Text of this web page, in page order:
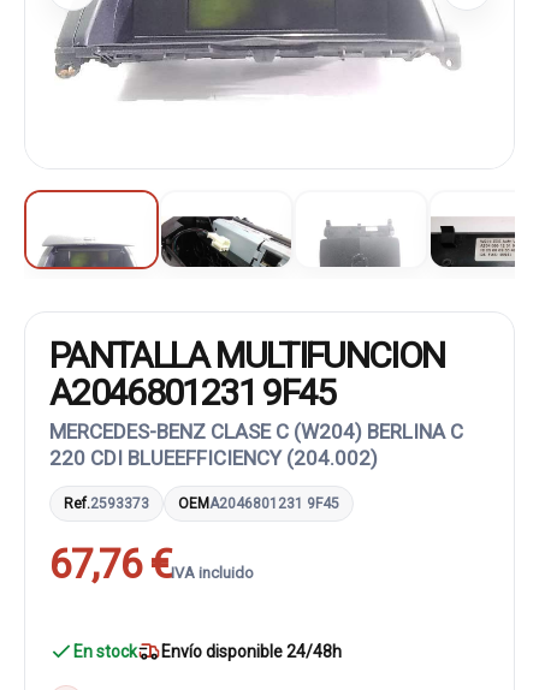
PANTALLA MULTIFUNCION
A2046801231 9F45
MERCEDES-BENZ CLASE C (W204) BERLINA C
220 CDI BLUEEFFICIENCY (204.002)
Ref.2593373 OEMA2046801231 9F45
67,76 €IVA incluido
En stock Envío disponible 24/48h